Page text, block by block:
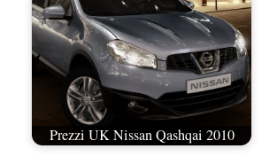
Prezzi UK Nissan Qashqai 2010